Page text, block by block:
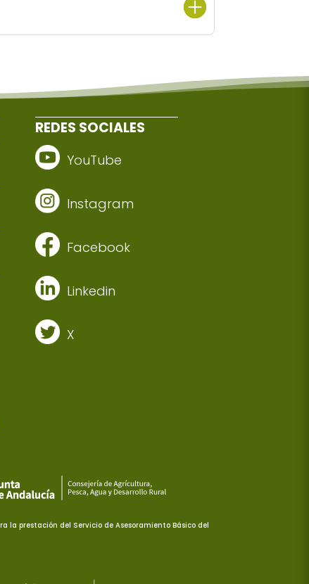
REDES SOCIALES
YouTube
Instagram
Facebook
Linkedin
X
la prestación del Servicio de Asesoramiento Básico del